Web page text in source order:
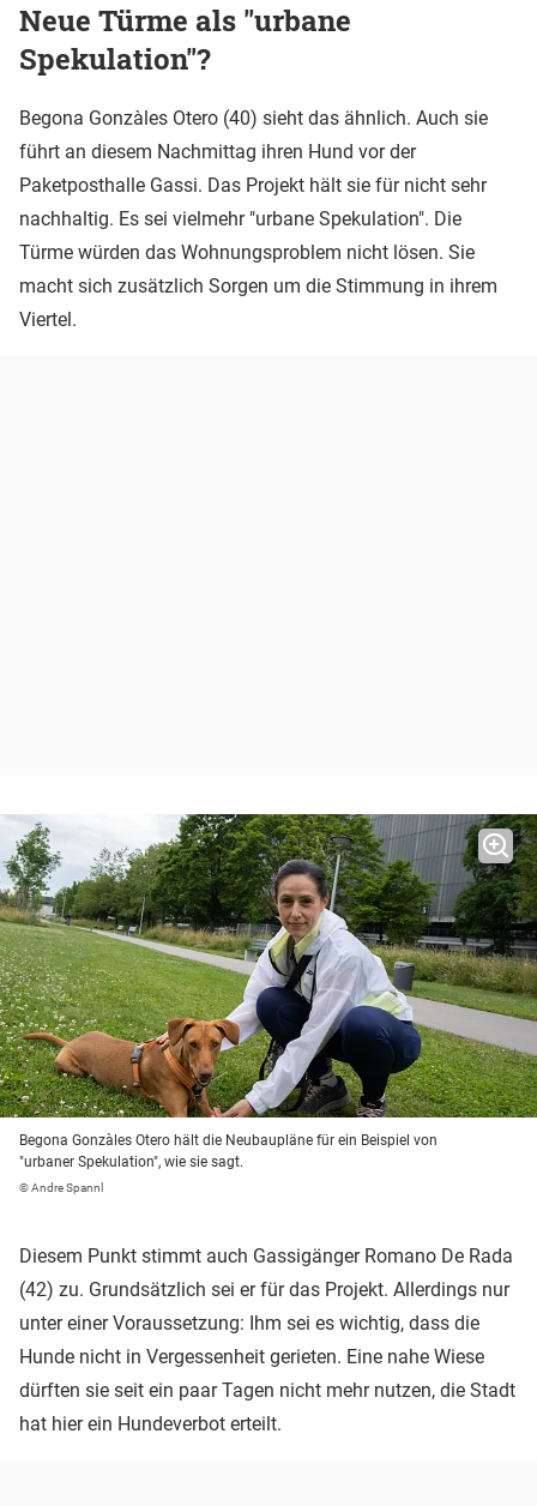
Neue Türme als "urbane
Spekulation"?
Begona Gonzàles Otero (40) sieht das ähnlich. Auch sie
führt an diesem Nachmittag ihren Hund vor der
Paketposthalle Gassi. Das Projekt hält sie für nicht sehr
nachhaltig. Es sei vielmehr "urbane Spekulation". Die
Türme würden das Wohnungsproblem nicht lösen. Sie
macht sich zusätzlich Sorgen um die Stimmung in ihrem
Viertel.
Begona Gonzàles Otero hält die Neubaupläne für ein Beispiel von
"urbaner Spekulation", wie sie sagt.
© Andre Spannl
Diesem Punkt stimmt auch Gassigänger Romano De Rada
(42) zu. Grundsätzlich sei er für das Projekt. Allerdings nur
unter einer Voraussetzung: Ihm sei es wichtig, dass die
Hunde nicht in Vergessenheit gerieten. Eine nahe Wiese
dürften sie seit ein paar Tagen nicht mehr nutzen, die Stadt
hat hier ein Hundeverbot erteilt.